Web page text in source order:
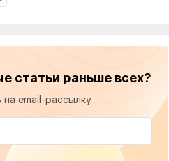
статьи раньше всех?
email-рассылку